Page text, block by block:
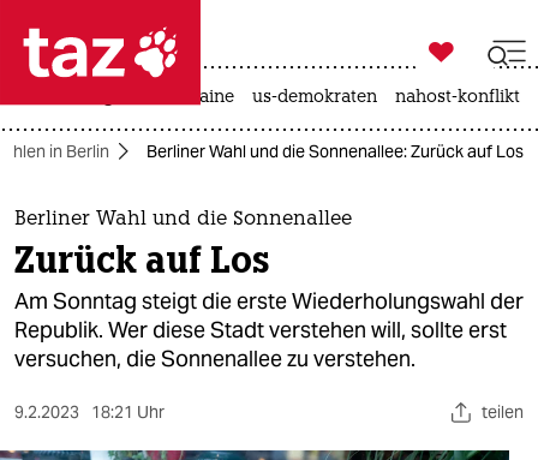
 taz zahl ich
taz zahl ich
themen
politik
öko

taz zahl ich
krieg in der ukraine us-demokraten nahost-konflikt
in Berlin Berliner Wahl und die Sonnenallee: Zurück auf Los
Berliner Wahl und die Sonnenallee
Zurück auf Los
Am Sonntag steigt die erste Wiederholungswahl der
Republik. Wer diese Stadt verstehen will, sollte erst
versuchen, die Sonnenallee zu verstehen.
9.2.2023 18:21 Uhr teilen